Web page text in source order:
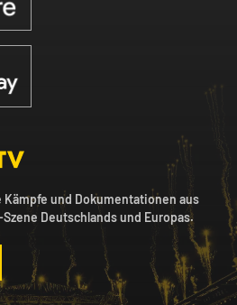
und Dokumentationen aus
Deutschlands und Europas.